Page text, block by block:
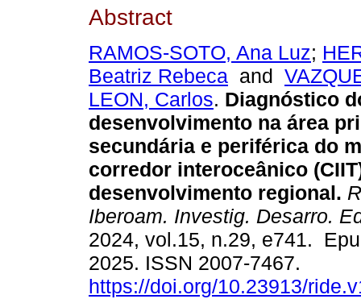
Abstract
RAMOS-SOTO, Ana Luz;
Beatriz Rebeca and
LEON, Carlos. Diagnóstico
desenvolvimento na área
secundária e periférica do
corredor interoceânico
desenvolvimento regional.
Iberoam. Investig. Desarro.
2024, vol.15, n.29, e741.
2025. ISSN 2007-7467.
https://doi.org/10.23913/